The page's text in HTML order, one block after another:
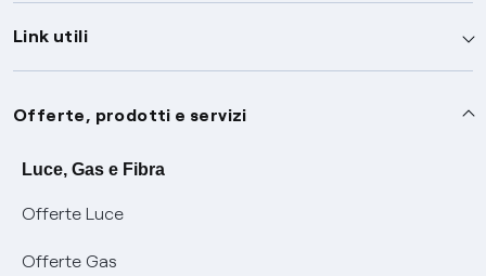
Link utili
Assistenza
Avvisi
SOS luce e gas
Conciliazioni e risoluzione delle controversie
Servizi
Offerte, prodotti e servizi
Luce, Gas e Fibra
Offerte Luce
Offerte Gas